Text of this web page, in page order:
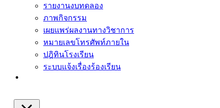
รายงานงบทดลอง
ภาพกิจกรรม
เผยแพร่ผลงานทางวิชาการ
หมายเลขโทรศัพท์ภายใน
ปฎิทินโรงเรียน
ระบบแจ้งเรื่องร้องเรียน